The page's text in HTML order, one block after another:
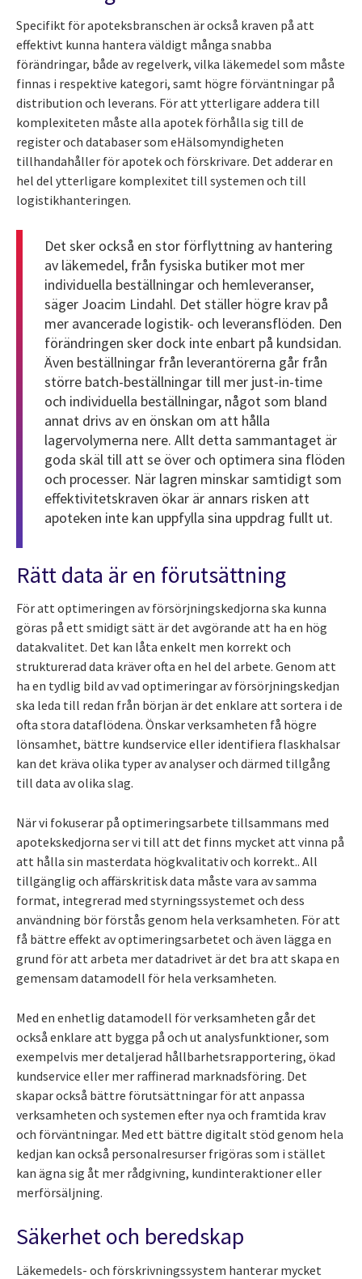
Specifikt för apoteksbranschen är också kraven på att
effektivt kunna hantera väldigt många snabba
förändringar, både av regelverk, vilka läkemedel som måste
finnas i respektive kategori, samt högre förväntningar på
distribution och leverans. För att ytterligare addera till
komplexiteten måste alla apotek förhålla sig till de
register och databaser som eHälsomyndigheten
tillhandahåller för apotek och förskrivare. Det adderar en
hel del ytterligare komplexitet till systemen och till
logistikhanteringen.
Det sker också en stor förflyttning av hantering
av läkemedel, från fysiska butiker mot mer
individuella beställningar och hemleveranser,
säger Joacim Lindahl. Det ställer högre krav på
mer avancerade logistik- och leveransflöden. Den
förändringen sker dock inte enbart på kundsidan.
Även beställningar från leverantörerna går från
större batch-beställningar till mer just-in-time
och individuella beställningar, något som bland
annat drivs av en önskan om att hålla
lagervolymerna nere. Allt detta sammantaget är
goda skäl till att se över och optimera sina flöden
och processer. När lagren minskar samtidigt som
effektivitetskraven ökar är annars risken att
apoteken inte kan uppfylla sina uppdrag fullt ut.
Rätt data är en förutsättning
För att optimeringen av försörjningskedjorna ska kunna
göras på ett smidigt sätt är det avgörande att ha en hög
datakvalitet. Det kan låta enkelt men korrekt och
strukturerad data kräver ofta en hel del arbete. Genom att
ha en tydlig bild av vad optimeringar av försörjningskedjan
ska leda till redan från början är det enklare att sortera i de
ofta stora dataflödena. Önskar verksamheten få högre
lönsamhet, bättre kundservice eller identifiera flaskhalsar
kan det kräva olika typer av analyser och därmed tillgång
till data av olika slag.
När vi fokuserar på optimeringsarbete tillsammans med
apotekskedjorna ser vi till att det finns mycket att vinna på
att hålla sin masterdata högkvalitativ och korrekt.. All
tillgänglig och affärskritisk data måste vara av samma
format, integrerad med styrningssystemet och dess
användning bör förstås genom hela verksamheten. För att
få bättre effekt av optimeringsarbetet och även lägga en
grund för att arbeta mer datadrivet är det bra att skapa en
gemensam datamodell för hela verksamheten.
Med en enhetlig datamodell för verksamheten går det
också enklare att bygga på och ut analysfunktioner, som
exempelvis mer detaljerad hållbarhetsrapportering, ökad
kundservice eller mer raffinerad marknadsföring. Det
skapar också bättre förutsättningar för att anpassa
verksamheten och systemen efter nya och framtida krav
och förväntningar. Med ett bättre digitalt stöd genom hela
kedjan kan också personalresurser frigöras som i stället
kan ägna sig åt mer rådgivning, kundinteraktioner eller
merförsäljning.
Säkerhet och beredskap
Läkemedels- och förskrivningssystem hanterar mycket